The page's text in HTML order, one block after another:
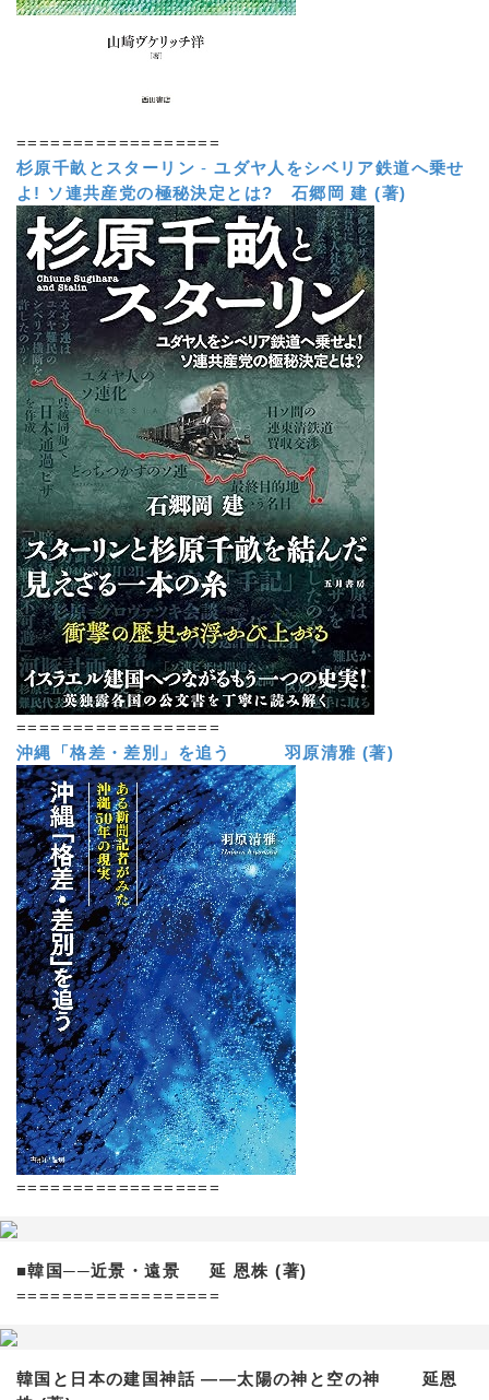
==================
杉原千畝とスターリン -ユダヤ人をシベリア鉄道へ乗せ
よ! ソ連共産党の極秘決定とは?
石郷岡 建 (著)
==================
沖縄「格差・差別」を追う 羽原清雅 (著)
==================
■韓国──近景・遠景 延 恩株 (著)
==================
韓国と日本の建国神話 ——太陽の神と空の神 延恩